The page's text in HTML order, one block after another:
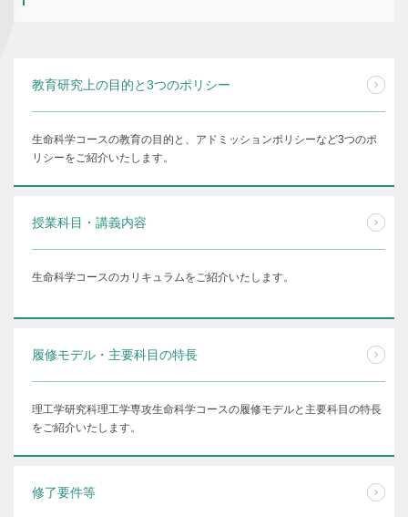
教育研究上の目的と3つのポリシー
生命科学コースの教育の目的と、アドミッションポリシーなど3つのポ
リシーをご紹介いたします。
授業科目・講義内容
生命科学コースのカリキュラムをご紹介いたします。
履修モデル・主要科目の特長
理工学研究科理工学専攻生命科学コースの履修モデルと主要科目の特長
をご紹介いたします。
修了要件等